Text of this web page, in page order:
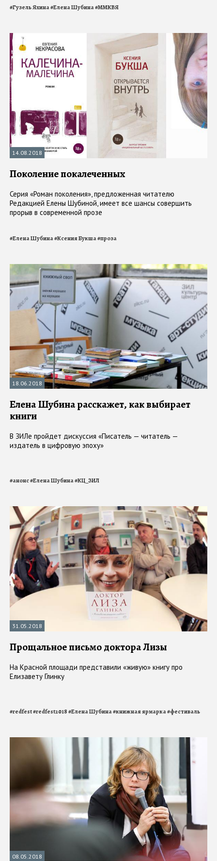
#Гузель Яхина#Елена Шубина#ММКВЯ
14.08.2018
Поколение покалеченных
Серия «Роман поколения», предложенная читателю
Редакцией Елены Шубиной, имеет все шансы совершить
прорыв в современной прозе
#Елена Шубина#Ксения Букша#проза
18.06.2018
Елена Шубина расскажет, как выбирает
книги
В ЗИЛе пройдет дискуссия «Писатель — читатель —
издатель в цифровую эпоху»
#анонс#Елена Шубина#КЦ_ЗИЛ
31.05.2018
Прощальное письмо доктора Лизы
На Красной площади представили «живую» книгу про
Елизавету Глинку
#redfest#redfest2018#Елена Шубина#книжная ярмарка#фестиваль
08.05.2018